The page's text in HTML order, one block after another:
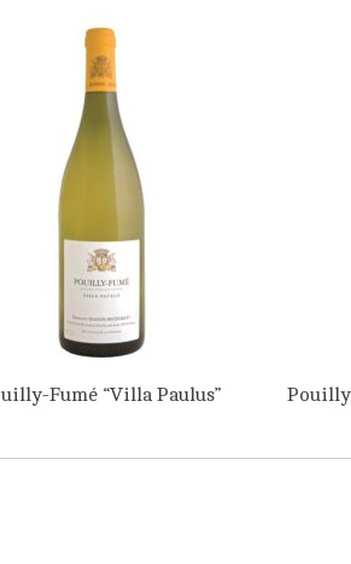
Fumé “Villa Paulus”